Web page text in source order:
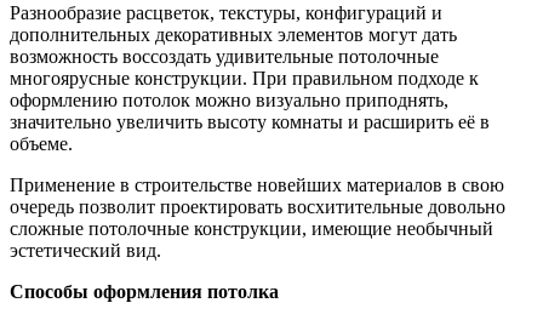
Разнообразие расцветок, текстуры, конфигураций и
дополнительных декоративных элементов могут дать
возможность воссоздать удивительные потолочные
многоярусные конструкции. При правильном подходе к
оформлению потолок можно визуально приподнять,
значительно увеличить высоту комнаты и расширить её в
объеме.
Применение в строительстве новейших материалов в свою
очередь позволит проектировать восхитительные довольно
сложные потолочные конструкции, имеющие необычный
эстетический вид.
Способы оформления потолка